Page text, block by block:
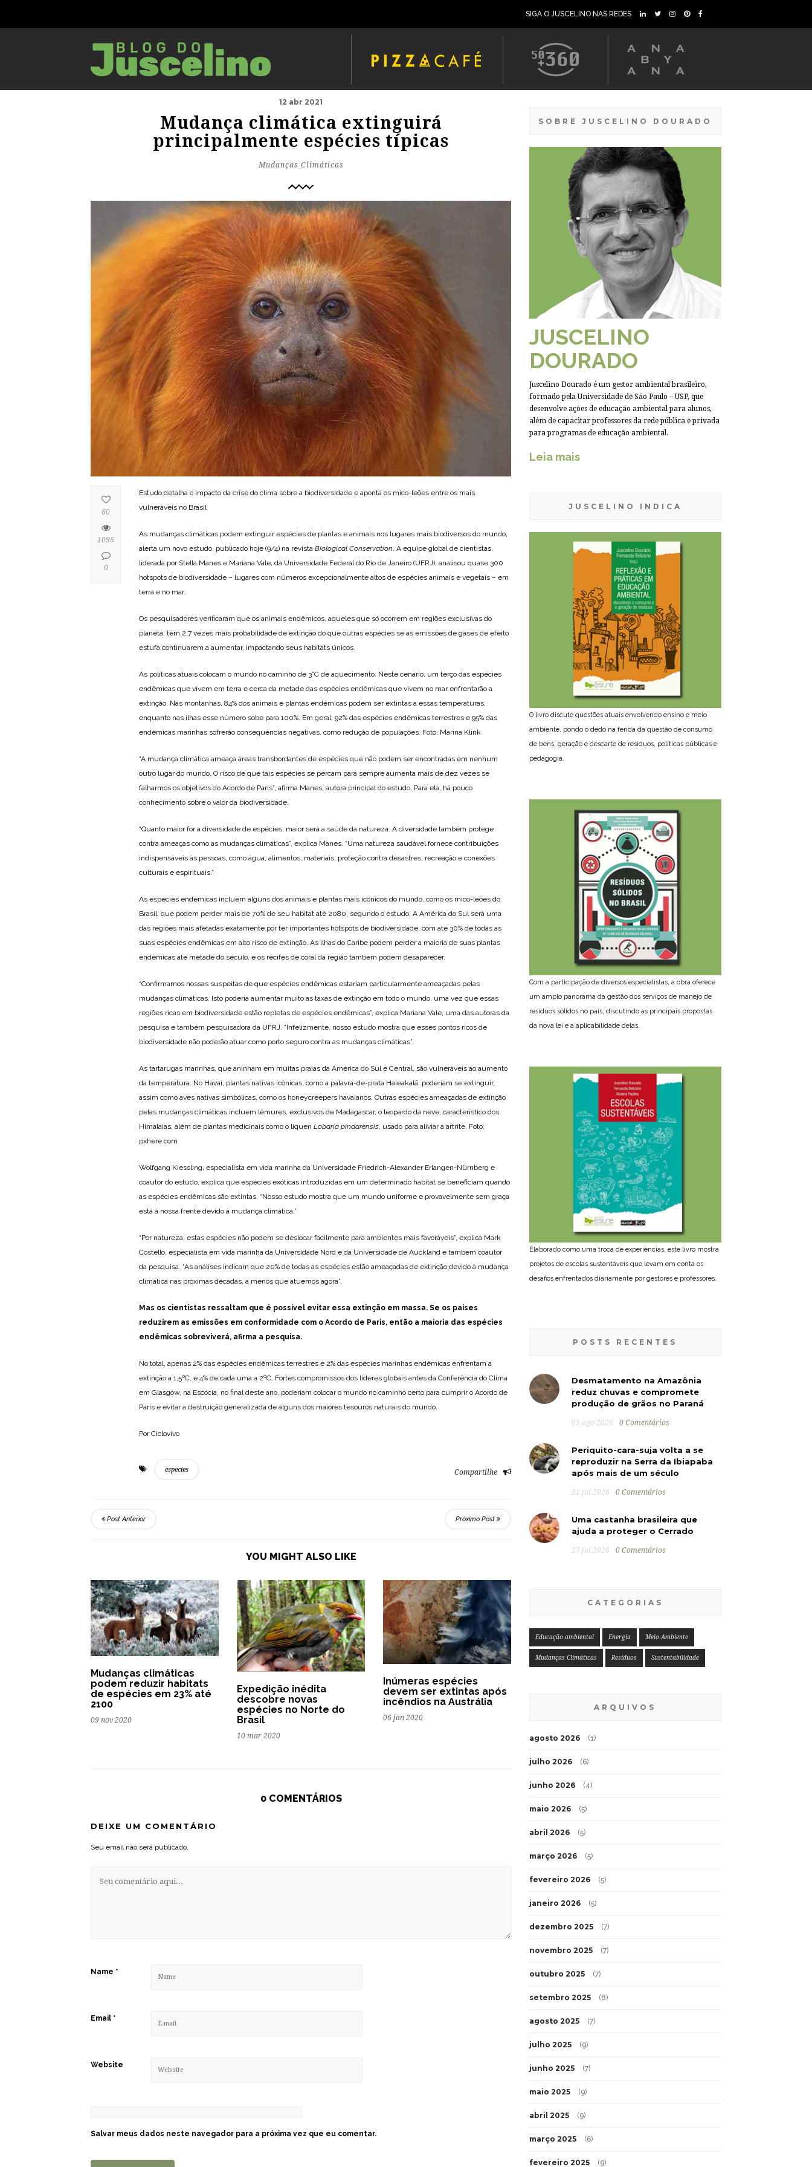
SIGA O JUSCELINO NAS REDES
12 abr 2021
Mudança climática extinguirá
principalmente espécies típicas
Mudanças Climáticas
Estudo detalha o impacto da crise do clima sobre a biodiversidade e aponta os mico-leões entre os mais
vulneráveis no Brasil
As mudanças climáticas podem extinguir espécies de plantas e animais nos lugares mais biodiversos do mundo,
alerta um novo estudo, publicado hoje (9/4) na revista Biological Conservation. A equipe global de cientistas,
liderada por Stella Manes e Mariana Vale, da Universidade Federal do Rio de Janeiro (UFRJ), analisou quase 300
hotspots de biodiversidade – lugares com números excepcionalmente altos de espécies animais e vegetais – em
terra e no mar.
Os pesquisadores verificaram que os animais endêmicos, aqueles que só ocorrem em regiões exclusivas do
planeta, têm 2,7 vezes mais probabilidade de extinção do que outras espécies se as emissões de gases de efeito
estufa continuarem a aumentar, impactando seus habitats únicos.
As políticas atuais colocam o mundo no caminho de 3°C de aquecimento. Neste cenário, um terço das espécies
endêmicas que vivem em terra e cerca da metade das espécies endêmicas que vivem no mar enfrentarão a
extinção. Nas montanhas, 84% dos animais e plantas endêmicas podem ser extintas a essas temperaturas,
enquanto nas ilhas esse número sobe para 100%. Em geral, 92% das espécies endêmicas terrestres e 95% das
endêmicas marinhas sofrerão consequências negativas, como redução de populações. Foto: Marina Klink
“A mudança climática ameaça áreas transbordantes de espécies que não podem ser encontradas em nenhum
outro lugar do mundo. O risco de que tais espécies se percam para sempre aumenta mais de dez vezes se
falharmos os objetivos do Acordo de Paris”, afirma Manes, autora principal do estudo. Para ela, há pouco
conhecimento sobre o valor da biodiversidade.
“Quanto maior for a diversidade de espécies, maior será a saúde da natureza. A diversidade também protege
contra ameaças como as mudanças climáticas”, explica Manes. “Uma natureza saudável fornece contribuições
indispensáveis às pessoas, como água, alimentos, materiais, proteção contra desastres, recreação e conexões
culturais e espirituais.”
As espécies endêmicas incluem alguns dos animais e plantas mais icônicos do mundo, como os mico-leões do
Brasil, que podem perder mais de 70% de seu habitat até 2080, segundo o estudo. A América do Sul será uma
das regiões mais afetadas exatamente por ter importantes hotspots de biodiversidade, com até 30% de todas as
suas espécies endêmicas em alto risco de extinção. As ilhas do Caribe podem perder a maioria de suas plantas
endêmicas até metade do século, e os recifes de coral da região também podem desaparecer.
“Confirmamos nossas suspeitas de que espécies endêmicas estariam particularmente ameaçadas pelas
mudanças climáticas. Isto poderia aumentar muito as taxas de extinção em todo o mundo, uma vez que essas
regiões ricas em biodiversidade estão repletas de espécies endêmicas”, explica Mariana Vale, uma das autoras da
pesquisa e também pesquisadora da UFRJ. “Infelizmente, nosso estudo mostra que esses pontos ricos de
biodiversidade não poderão atuar como porto seguro contra as mudanças climáticas”.
As tartarugas marinhas, que aninham em muitas praias da América do Sul e Central, são vulneráveis ao aumento
da temperatura. No Havaí, plantas nativas icônicas, como a palavra-de-prata Haleakalā, poderiam se extinguir,
assim como aves nativas simbólicas, como os honeycreepers havaianos. Outras espécies ameaçadas de extinção
pelas mudanças climáticas incluem lêmures, exclusivos de Madagascar, o leopardo da neve, característico dos
Himalaias, além de plantas medicinais como o líquen Lobaria pindarensis, usado para aliviar a artrite. Foto:
pxhere.com
Wolfgang Kiessling, especialista em vida marinha da Universidade Friedrich-Alexander Erlangen-Nürnberg e
coautor do estudo, explica que espécies exóticas introduzidas em um determinado habitat se beneficiam quando
as espécies endêmicas são extintas. “Nosso estudo mostra que um mundo uniforme e provavelmente sem graça
está à nossa frente devido à mudança climática.”
“Por natureza, estas espécies não podem se deslocar facilmente para ambientes mais favoráveis”, explica Mark
Costello, especialista em vida marinha da Universidade Nord e da Universidade de Auckland e também coautor
da pesquisa. “As análises indicam que 20% de todas as espécies estão ameaçadas de extinção devido à mudança
climática nas próximas décadas, a menos que atuemos agora”.
Mas os cientistas ressaltam que é possível evitar essa extinção em massa. Se os países
reduzirem as emissões em conformidade com o Acordo de Paris, então a maioria das espécies
endêmicas sobreviverá, afirma a pesquisa.
No total, apenas 2% das espécies endêmicas terrestres e 2% das espécies marinhas endêmicas enfrentam a
extinção a 1,5ºC, e 4% de cada uma a 2ºC. Fortes compromissos dos líderes globais antes da Conferência do Clima
em Glasgow, na Escócia, no final deste ano, poderiam colocar o mundo no caminho certo para cumprir o Acordo de
Paris e evitar a destruição generalizada de alguns dos maiores tesouros naturais do mundo.
Por Ciclovivo
especies Compartilhe
60
1096
0
Post Anterior Próximo Post
YOU MIGHT ALSO LIKE
Mudanças climáticas
podem reduzir habitats
de espécies em 23% até
2100
09 nov 2020
Expedição inédita
descobre novas
espécies no Norte do
Brasil
10 mar 2020
Inúmeras espécies
devem ser extintas após
incêndios na Austrália
06 jan 2020
0 COMENTÁRIOS
DEIXE UM COMENTÁRIO
Seu email não será publicado.
Name *
Email *
Website
Salvar meus dados neste navegador para a próxima vez que eu comentar.
SOBRE JUSCELINO DOURADO
JUSCELINO
DOURADO
Juscelino Dourado é um gestor ambiental brasileiro,
formado pela Universidade de São Paulo – USP, que
desenvolve ações de educação ambiental para alunos,
além de capacitar professores da rede pública e privada
para programas de educação ambiental.
Leia mais
JUSCELINO INDICA
O livro discute questões atuais envolvendo ensino e meio
ambiente, pondo o dedo na ferida da questão de consumo
de bens, geração e descarte de resíduos, políticas públicas e
pedagogia.
Com a participação de diversos especialistas, a obra oferece
um amplo panorama da gestão dos serviços de manejo de
resíduos sólidos no país, discutindo as principais propostas
da nova lei e a aplicabilidade delas.
Elaborado como uma troca de experiências, este livro mostra
projetos de escolas sustentáveis que levam em conta os
desafios enfrentados diariamente por gestores e professores.
POSTS RECENTES
Desmatamento na Amazônia
reduz chuvas e compromete
produção de grãos no Paraná
05 ago 2026 0 Comentários
Periquito-cara-suja volta a se
reproduzir na Serra da Ibiapaba
após mais de um século
31 jul 2026 0 Comentários
Uma castanha brasileira que
ajuda a proteger o Cerrado
27 jul 2026 0 Comentários
CATEGORIAS
Educação ambiental Energia Meio Ambiente
Mudanças Climáticas Resíduos Sustentabilidade
ARQUIVOS
agosto 2026 (1)
julho 2026 (6)
junho 2026 (4)
maio 2026 (5)
abril 2026 (5)
março 2026 (5)
fevereiro 2026 (5)
janeiro 2026 (5)
dezembro 2025 (7)
novembro 2025 (7)
outubro 2025 (7)
setembro 2025 (8)
agosto 2025 (7)
julho 2025 (9)
junho 2025 (7)
maio 2025 (9)
abril 2025 (9)
março 2025 (6)
fevereiro 2025 (9)